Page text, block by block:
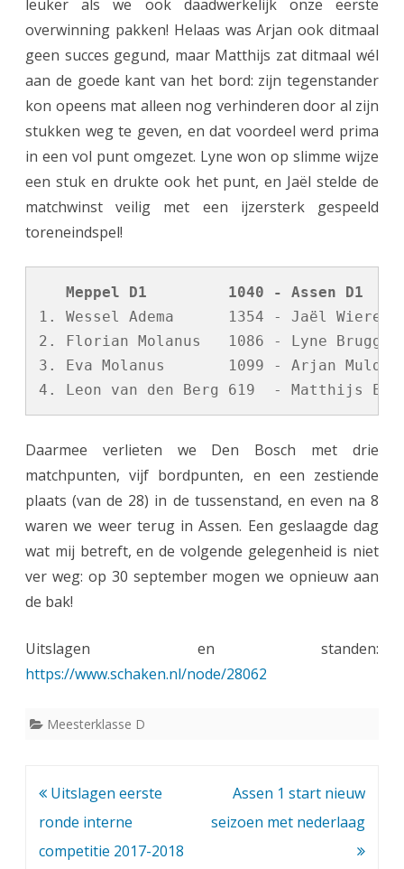
leuker als we ook daadwerkelijk onze eerste
overwinning pakken! Helaas was Arjan ook ditmaal
geen succes gegund, maar Matthijs zat ditmaal wél
aan de goede kant van het bord: zijn tegenstander
kon opeens mat alleen nog verhinderen door al zijn
stukken weg te geven, en dat voordeel werd prima
in een vol punt omgezet. Lyne won op slimme wijze
een stuk en drukte ook het punt, en Jaël stelde de
matchwinst veilig met een ijzersterk gespeeld
toreneindspel!
Meppel D1         1040 - Assen D1
1. Wessel Adema      1354 - Jaël
2. Florian Molanus   1086 - Lyne
3. Eva Molanus       1099 - Arjan
Daarmee verlieten we Den Bosch met drie
matchpunten, vijf bordpunten, en een zestiende
plaats (van de 28) in de tussenstand, en even na 8
waren we weer terug in Assen. Een geslaagde dag
wat mij betreft, en de volgende gelegenheid is niet
ver weg: op 30 september mogen we opnieuw aan
de bak!
Uitslagen en standen:
https://www.schaken.nl/node/28062
Meesterklasse D
Bericht
navigatie
Uitslagen eerste
ronde interne
competitie 2017-2018
Assen 1 start nieuw
seizoen met nederlaag